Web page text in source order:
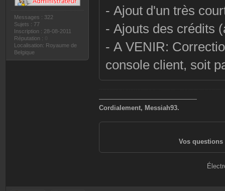
Messages : 322
Sujets : 77
Inscription : 28-08-2011
Réputation :
Localisation: Royaume de
Belgique
- Ajout d'un très
- Ajouts des crédits
- A VENIR:
console client, soit
———————————————
Cordialement, Messiah93.
Vos questions